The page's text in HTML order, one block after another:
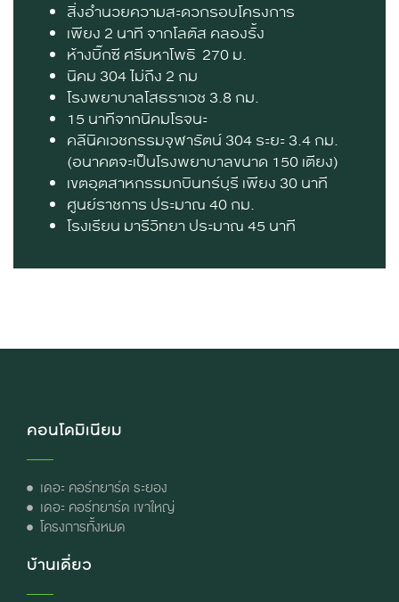
สิ่งอำนวยความสะดวกรอบโครงการ
เพียง 2 นาที จากโลตัส คลองรั้ง
ห้างบิ๊กซี ศรีมหาโพธิ 270 ม.
นิคม 304ไม่ถึง 2 กม
โรงพยาบาลโสธราเวช 3.8 กม.
15 นาทีจากนิคมโรจนะ
คลีนิคเวชกรรมจุฬารัตน์ 304 ระยะ 3.4 กม.
(อนาคตจะเป็นโรงพยาบาลขนาด 150 เตียง)
เขตอุตสาหกรรมกบินทร์บุรี เพียง 30 นาที
ศูนย์ราชการ ประมาณ 40 กม.
โรงเรียน มารีวิทยา ประมาณ 45 นาที
คอนโดมิเนียม
เดอะ คอร์ทยาร์ด ระยอง
เดอะ คอร์ทยาร์ด เขาใหญ่
โครงการทั้งหมด
บ้านเดี่ยว